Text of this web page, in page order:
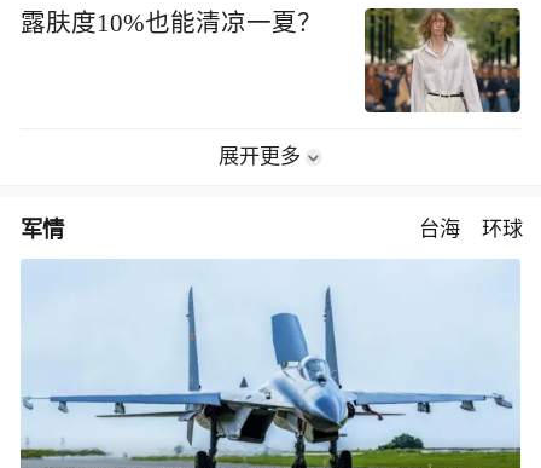
露肤度10%也能清凉一夏？
展开更多
军情 台海 环球